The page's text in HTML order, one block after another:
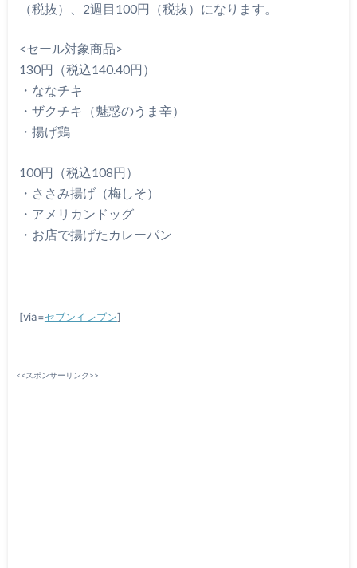
（税抜）、2週目100円（税抜）になります。
<セール対象商品>
130円（税込140.40円）
・ななチキ
・ザクチキ（魅惑のうま辛）
・揚げ鶏
100円（税込108円）
・ささみ揚げ（梅しそ）
・アメリカンドッグ
・お店で揚げたカレーパン
[via=セブンイレブン]
<<スポンサーリンク>>